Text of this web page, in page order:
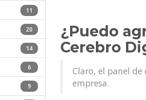
11
20
14
6
9
¿Puedo
Cerebro
Claro, el panel
empresa.